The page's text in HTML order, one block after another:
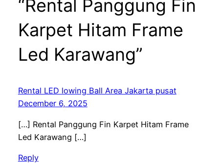
“Rental Panggung Fin
Karpet Hitam Frame
Led Karawang”
Rental LED lowing Ball Area Jakarta pusat
December 6, 2025
[…] Rental Panggung Fin Karpet Hitam Frame
Led Karawang […]
Reply